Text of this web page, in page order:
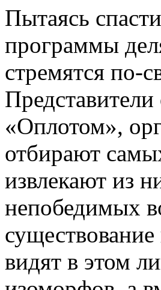
Пытаясь
программы
стремятся по-
«Оплотом»,
отбирают
извлекают из
непобедимых
видят в этом